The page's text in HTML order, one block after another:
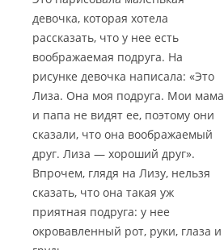
девочка, которая хотела
рассказать, что у нее есть
воображаемая подруга. На
рисунке девочка написала: «Это
Лиза. Она моя подруга. Мои мама
и папа не видят ее, поэтому они
сказали, что она воображаемый
друг. Лиза — хороший друг».
Впрочем, глядя на Лизу, нельзя
сказать, что она такая уж
приятная подруга: у нее
окровавленный рот, руки, глаза и